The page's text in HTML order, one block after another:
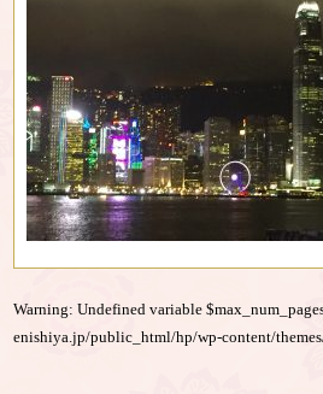
Warning: Undefined variable
enishiya.jp/public_html/hp/wp-content/